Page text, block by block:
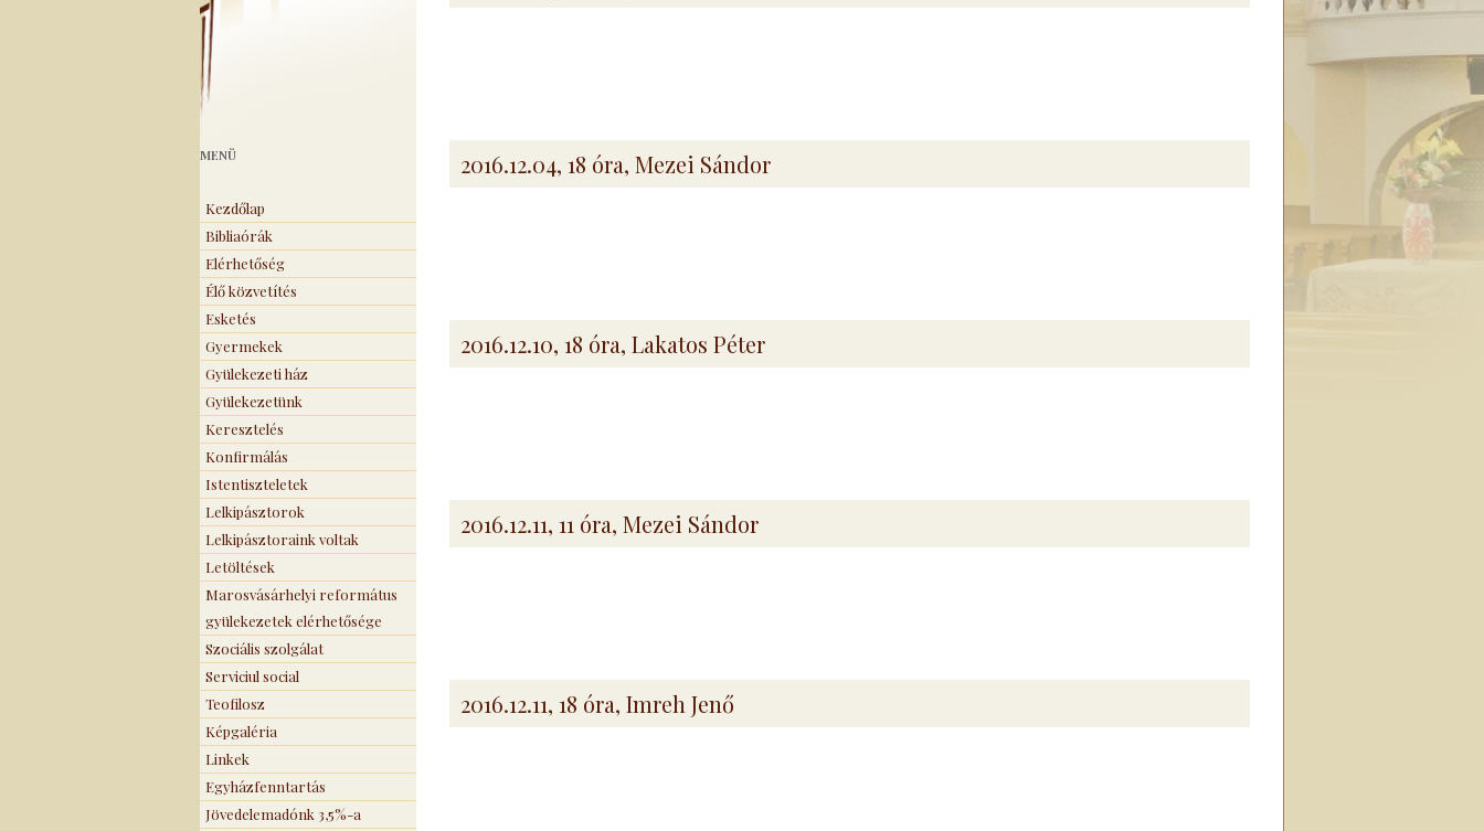
MENÜ
Kezdőlap
Bibliaórák
Elérhetőség
Élő közvetítés
Esketés
Gyermekek
Gyülekezeti ház
Gyülekezetünk
Keresztelés
Konfirmálás
Istentiszteletek
Lelkipásztorok
Lelkipásztoraink voltak
Letöltések
Marosvásárhelyi református
gyülekezetek elérhetősége
Szociális szolgálat
Serviciul social
Teofilosz
Képgaléria
Linkek
Egyházfenntartás
Jövedelemadónk 3,5%-a
2016.12.04, 18 óra, Mezei Sándor
2016.12.10, 18 óra, Lakatos Péter
2016.12.11, 11 óra, Mezei Sándor
2016.12.11, 18 óra, Imreh Jenő